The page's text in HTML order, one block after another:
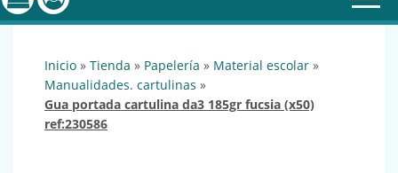
inicio » tienda » papelería » material escolar »
manualidades. cartulinas »
gua portada cartulina da3 185gr fucsia (x50)
ref:230586